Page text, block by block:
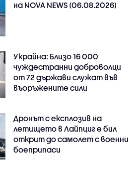
на NOVA NEWS (06.08.2026)
Украйна: Близо 16 000
чуждестранни доброволци
от 72 държави служат във
въоръжените сили
Дронът с експлозив на
летището в Лайпциг е бил
открит до самолет с военни
боеприпаси